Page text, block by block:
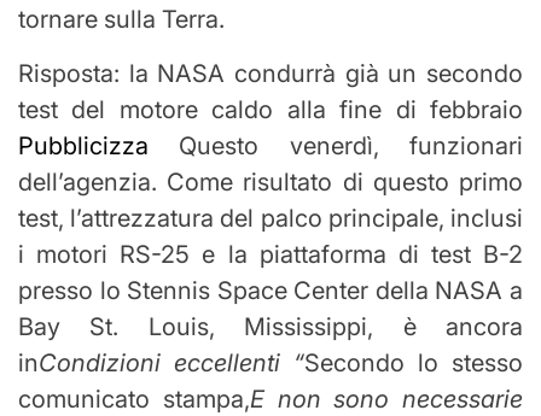
tornare sulla Terra.
Risposta: la NASA condurrà già un secondo
test del motore caldo alla fine di febbraio
Pubblicizza Questo venerdì, funzionari
dell’agenzia. Come risultato di questo primo
test, l’attrezzatura del palco principale, inclusi
i motori RS-25 e la piattaforma di test B-2
presso lo Stennis Space Center della NASA a
Bay St. Louis, Mississippi, è ancora
inCondizioni eccellenti “Secondo lo stesso
comunicato stampa,E non sono necessarie